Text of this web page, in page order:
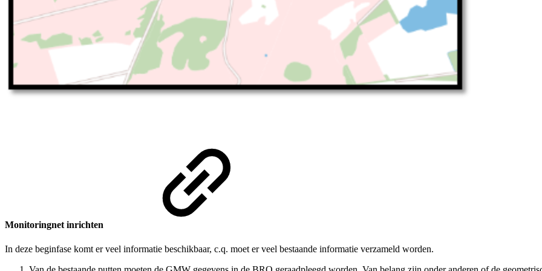
Monitoringnet inrichten
In deze beginfase komt er veel informatie beschikbaar, c.q. moet er veel bestaande informatie verzameld worden.